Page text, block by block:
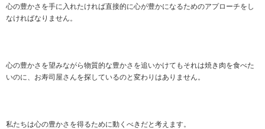
心の豊かさを手に入れたければ直接的に心が豊かになるためのアプローチをし
なければなりません。
心の豊かさを望みながら物質的な豊かさを追いかけてもそれは焼き肉を食べた
いのに、お寿司屋さんを探しているのと変わりはありません。
私たちは心の豊かさを得るために動くべきだと考えます。